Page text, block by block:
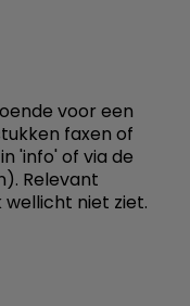
voor een
faxen of
'info' of via de
Relevant
wellicht niet ziet.